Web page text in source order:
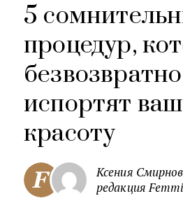
5
процедур,
безвозвратно
испортят
красоту
Ксения
редакция